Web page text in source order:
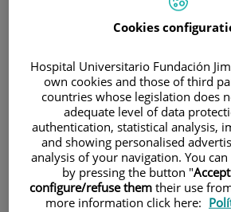
Pacientes y visitantes
Cookies
Hospital Universitario Fundación
own cookies and those of third
countries whose legislation does
adequate level of data
authentication, statistical analysis,
and showing personalised
analysis of your navigation. You
by pressing the button "
configure/refuse them their use
more information click here: